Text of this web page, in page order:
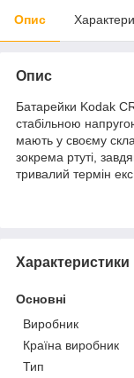
Опис
Опис
Батарейки Kodak
стабільною
мають у своєму
зокрема ртуті,
тривалий термін
Характеристики
Основні
Виробник
Країна виробник
Тип